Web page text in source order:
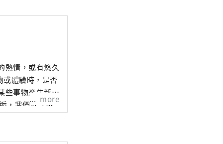
熱情，或有悠久
或體驗時，是否
些事物產生新的
，我們以「訴
more